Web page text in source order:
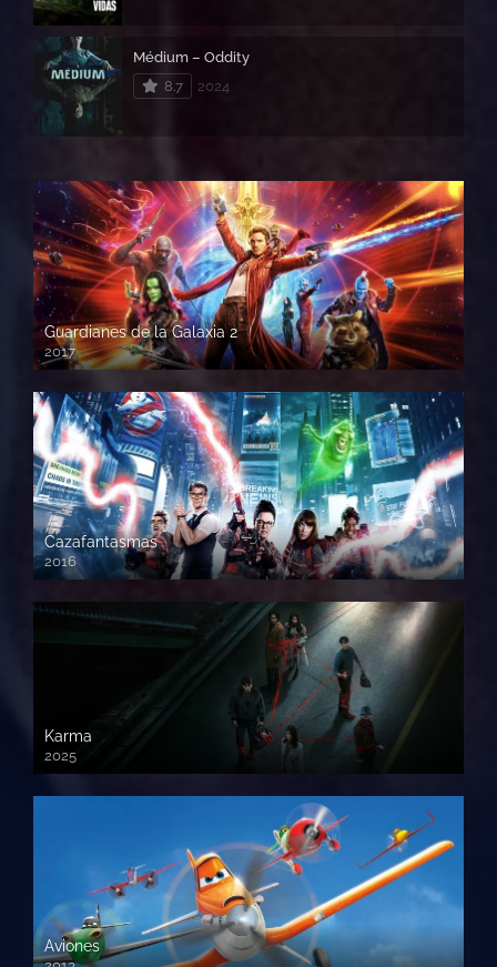
Médium – Oddity
8.7
2024
Guardianes de la Galaxia 2
2017
720p HD
Cazafantasmas
2016
720p HD
Karma
2025
Aviones